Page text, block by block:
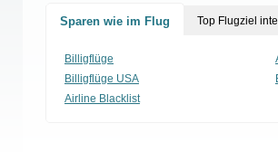
Sparen wie im Flug Top Flugziel
Billigflüge
Billigflüge USA
Airline Blacklist